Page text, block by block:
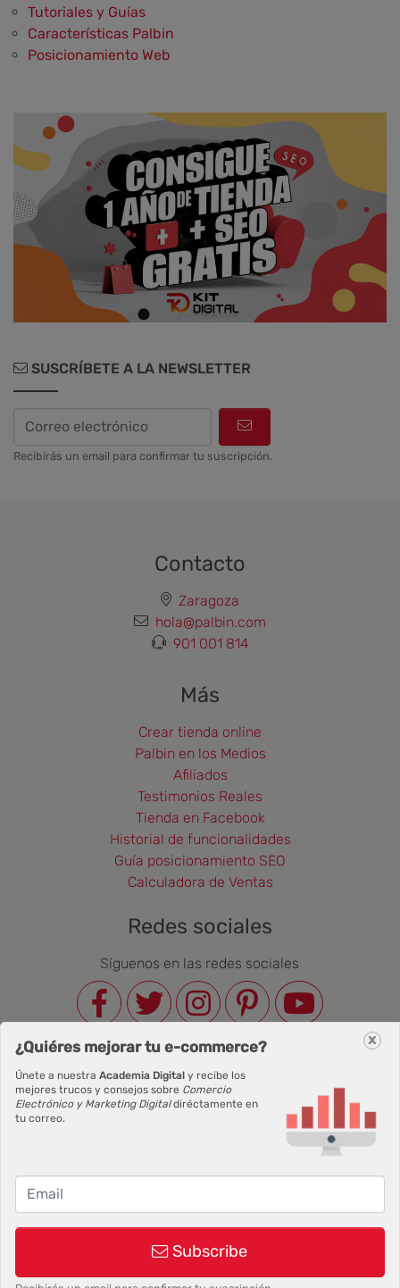
¿Quiéres mejorar tu e-commerce? x
Únete a nuestra Academia Digital y recibe los
mejores trucos y consejos sobre Comercio
Electrónico y Marketing Digitaldiréctamente en
tu correo.
Subscribe
Tutoriales y Guías
Características Palbin
Posicionamiento Web
Aplicaciones y Herramientas
Testimonios y Opiniones de Palbin.com
Diseño web y UX
SUSCRÍBETE A LA NEWSLETTER
Recibirás un email para confirmar tu suscripción.
Contacto
Zaragoza
hola@palbin.com
901 001 814
Más
Crear tienda online
Palbin en los Medios
Afiliados
Testimonios Reales
Tienda en Facebook
Historial de funcionalidades
Guía posicionamiento SEO
Calculadora de Ventas
Redes sociales
Síguenos en las redes sociales
Newsletter
Correo Electrónico
Suscribirse